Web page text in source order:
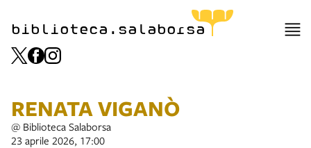
biblioteca.salaborsa
RENATA VIGANÒ
@ Biblioteca Salaborsa
23 aprile 2026, 17:00